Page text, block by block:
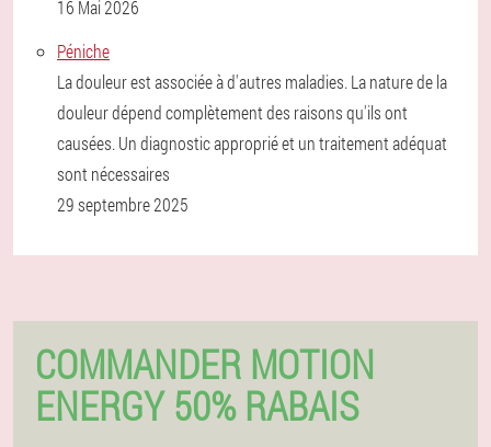
16 Mai 2026
Péniche
La douleur est associée à d'autres maladies. La nature de la
douleur dépend complètement des raisons qu'ils ont
causées. Un diagnostic approprié et un traitement adéquat
sont nécessaires
29 septembre 2025
COMMANDER MOTION
ENERGY 50% RABAIS